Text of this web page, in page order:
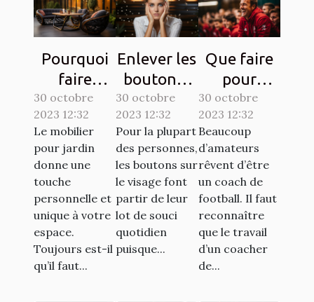
Pourquoi
faire
confiance
à la société
ATECH
pour son
mobilier de
jardin ?
30 octobre
2023 12:32
Le mobilier
pour jardin
donne une
touche
personnelle et
unique à votre
espace.
Toujours est-il
qu’il faut...
Enlever les
boutons :
comment
s’y
prendre ?
30 octobre
2023 12:32
Pour la plupart
des personnes,
les boutons sur
le visage font
partir de leur
lot de souci
quotidien
puisque...
Que faire
pour
devenir un
bon coach
de
football ?
30 octobre
2023 12:32
Beaucoup
d’amateurs
rêvent d’être
un coach de
football. Il faut
reconnaître
que le travail
d’un coacher
de...